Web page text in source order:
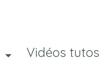
Vidéos tutos